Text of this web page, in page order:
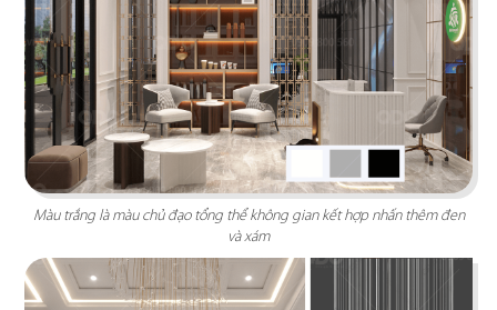
nguồn cảm hứng sáng tạo
Chi tiết
Màu trắng là màu chủ đạo tổng thể không gian kết hợp nhấn thêm đen
và xám